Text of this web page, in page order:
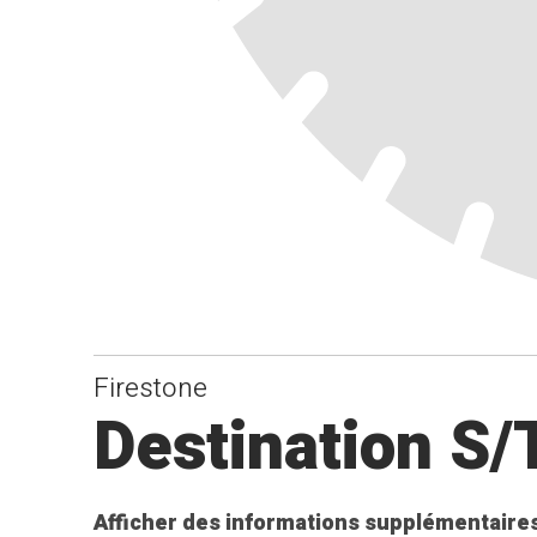
Firestone
Destination S/
Afficher des informations